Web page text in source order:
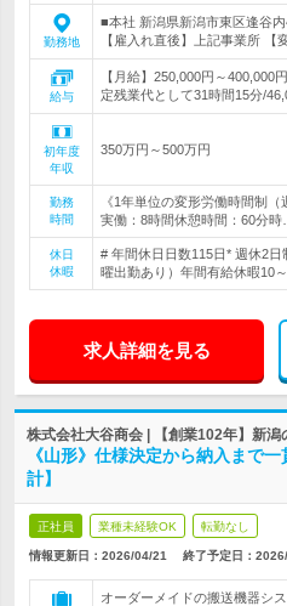
勤務地
■本社 新潟県新潟市東区逢谷
【雇入れ直後】上記事業所 【
給与
【月給】250,000円～
定残業代として31時間15分/
初年度
年収
350万円～500万円
勤務
時間
《1年単位の変形労働時間制
実働：8時間休憩時間：60分時…
休日
休暇
# 年間休日日数115日* 週休2
曜出勤あり）年間有給休暇10
求人詳細を見る
株式会社大谷商会 | 【創業102年】新
《山形》仕様決定から納入まで
計】
正社員 業種未経験OK 転勤なし
情報更新日：2026/04/21 終了予定日：
オーダーメイドの搬送機器シ